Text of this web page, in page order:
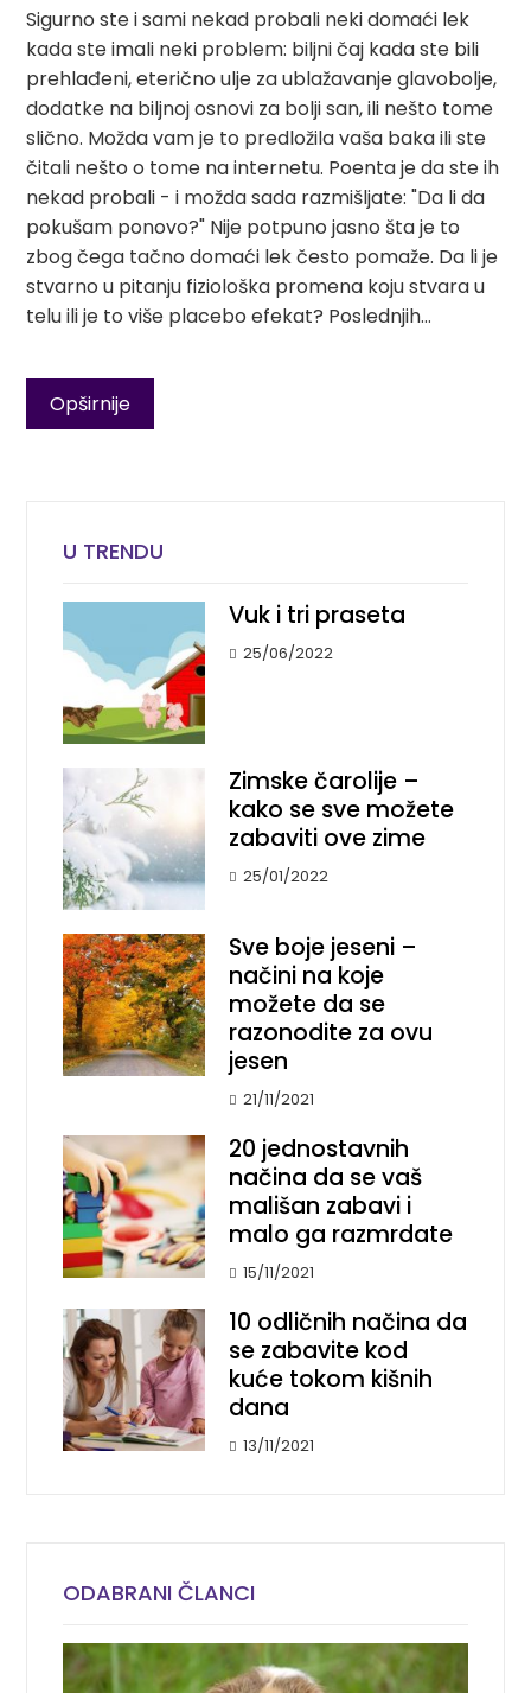
Sigurno ste i sami nekad probali neki domaći lek
kada ste imali neki problem: biljni čaj kada ste bili
prehlađeni, eterično ulje za ublažavanje glavobolje,
dodatke na biljnoj osnovi za bolji san, ili nešto tome
slično. Možda vam je to predložila vaša baka ili ste
čitali nešto o tome na internetu. Poenta je da ste ih
nekad probali - i možda sada razmišljate: "Da li da
pokušam ponovo?" Nije potpuno jasno šta je to
zbog čega tačno domaći lek često pomaže. Da li je
stvarno u pitanju fiziološka promena koju stvara u
telu ili je to više placebo efekat? Poslednjih…
Opširnije
U TRENDU
Vuk i tri praseta
25/06/2022
Zimske čarolije –
kako se sve možete
zabaviti ove zime
25/01/2022
Sve boje jeseni –
načini na koje
možete da se
razonodite za ovu
jesen
21/11/2021
20 jednostavnih
načina da se vaš
mališan zabavi i
malo ga razmrdate
15/11/2021
10 odličnih načina da
se zabavite kod
kuće tokom kišnih
dana
13/11/2021
ODABRANI ČLANCI